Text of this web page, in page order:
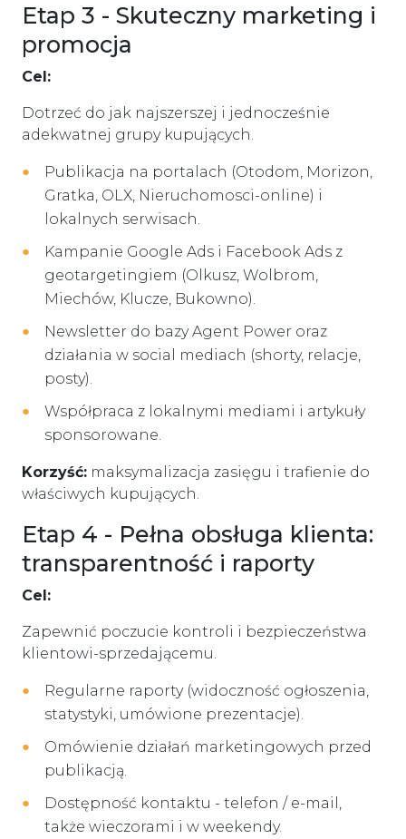
Etap 3 - Skuteczny marketing i
promocja
Cel:
Dotrzeć do jak najszerszej i jednocześnie
adekwatnej grupy kupujących.
Publikacja na portalach (Otodom, Morizon,
Gratka, OLX, Nieruchomosci-online) i
lokalnych serwisach.
Kampanie Google Ads i Facebook Ads z
geotargetingiem (Olkusz, Wolbrom,
Miechów, Klucze, Bukowno).
Newsletter do bazy Agent Power oraz
działania w social mediach (shorty, relacje,
posty).
Współpraca z lokalnymi mediami i artykuły
sponsorowane.
Korzyść: maksymalizacja zasięgu i trafienie do
właściwych kupujących.
Etap 4 - Pełna obsługa klienta:
transparentność i raporty
Cel:
Zapewnić poczucie kontroli i bezpieczeństwa
klientowi-sprzedającemu.
Regularne raporty (widoczność ogłoszenia,
statystyki, umówione prezentacje).
Omówienie działań marketingowych przed
publikacją.
Dostępność kontaktu - telefon / e-mail,
także wieczorami i w weekendy.